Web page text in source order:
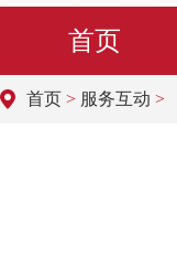
首页
首页 > 服务互动 >